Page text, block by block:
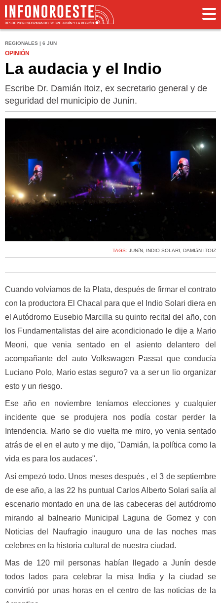
REGIONALES | 6 JUN
OPINIÓN
La audacia y el Indio
Escribe Dr. Damián Itoiz, ex secretario general y de
seguridad del municipio de Junín.
TAGS: JUNíN, INDIO SOLARI , DAMIáN ITOIZ
Cuando volvíamos de la Plata, después de firmar el contrato
con la productora El Chacal para que el Indio Solari diera en
el Autódromo Eusebio Marcilla su quinto recital del año, con
los Fundamentalistas del aire acondicionado le dije a Mario
Meoni, que venia sentado en el asiento delantero del
acompañante del auto Volkswagen Passat que conducía
Luciano Polo, Mario estas seguro? va a ser un lio organizar
esto y un riesgo.
Ese año en noviembre teníamos elecciones y cualquier
incidente que se produjera nos podía costar perder la
Intendencia. Mario se dio vuelta me miro, yo venia sentado
atrás de el en el auto y me dijo, "Damián, la política como la
vida es para los audaces".
Así empezó todo. Unos meses después , el 3 de septiembre
de ese año, a las 22 hs puntual Carlos Alberto Solari salía al
escenario montado en una de las cabeceras del autódromo
mirando al balneario Municipal Laguna de Gomez y con
Noticias del Naufragio inauguro una de las noches mas
celebres en la historia cultural de nuestra ciudad.
Mas de 120 mil personas habían llegado a Junín desde
todos lados para celebrar la misa India y la ciudad se
convirtió por unas horas en el centro de las noticias de la